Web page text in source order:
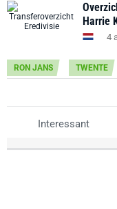
Harrie
4
RON JANS TWENTE
Interessant